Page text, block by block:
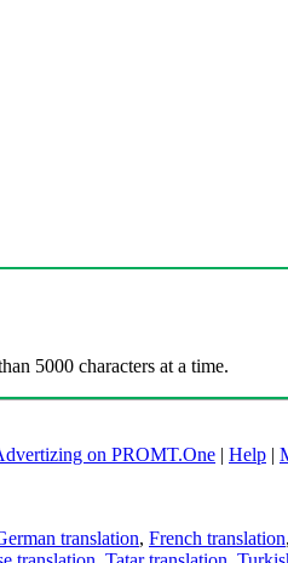
5000 characters at a time.
on PROMT.One | Help |
translation, French translation,